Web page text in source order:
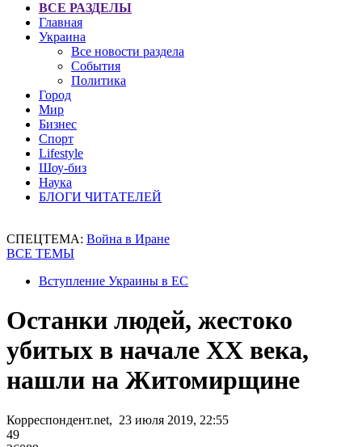
ВСЕ РАЗДЕЛЫ
Главная
Украина
Все новости раздела
События
Политика
Город
Мир
Бизнес
Спорт
Lifestyle
Шоу-биз
Наука
БЛОГИ ЧИТАТЕЛЕЙ
СПЕЦТЕМА: Война в Иране
ВСЕ ТЕМЫ
Вступление Украины в ЕС
Останки людей, жестоко
убитых в начале ХХ века,
нашли на Житомирщине
Корреспондент.net, 23 июля 2019, 22:55
49